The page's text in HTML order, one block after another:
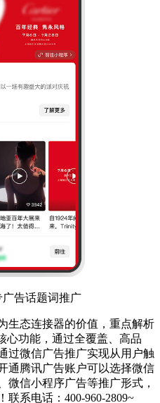
告话题词推广
生态连接器的价值，重点解析
心功能，通过全覆盖、高品
过微信广告推广实现从用户触
通腾讯广告账户可以选择微信
微信小程序广告等推广形式，
系电话：400-960-2809~